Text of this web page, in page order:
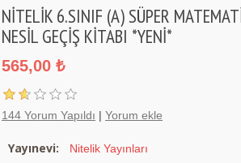
NİTELİK 6.SINIF (A) SÜPER
NESİL GEÇİŞ KİTABI *YENİ*
565,00 ₺
144 Yorum Yapıldı | Yorum ekle
Yayınevi: Nitelik Yayınları